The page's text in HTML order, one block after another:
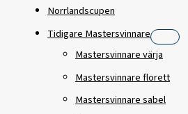
Norrlandscupen
Tidigare Mastersvinnare
Mastersvinnare värja
Mastersvinnare florett
Mastersvinnare sabel